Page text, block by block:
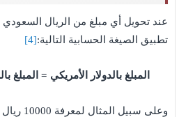
عند تحويل أي مبلغ من الريال السعودي
تطبيق الصيغة الحسابية التالية:[4]
المبلغ بالدولار الأمريكي = المبلغ
وعلى